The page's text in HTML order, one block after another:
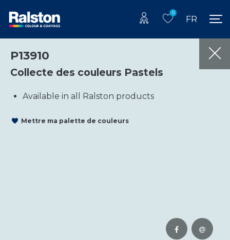
0
FR
P13910
Collecte des couleurs Pastels
Available in all Ralston products
Mettre ma palette de couleurs